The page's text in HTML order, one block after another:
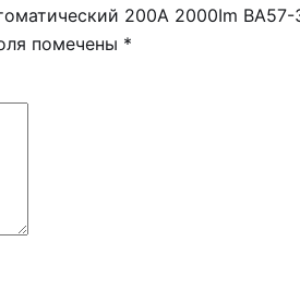
200А 2000Im
помечены *